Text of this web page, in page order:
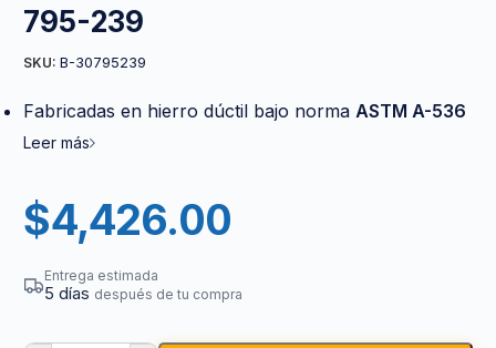
795-239
SKU: B-30795239
Fabricadas en hierro dúctil bajo norma ASTM A-536
Leer más
$4,426.00
Entrega estimada
5 días después de tu compra